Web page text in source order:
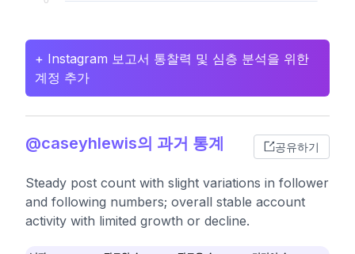
+ Instagram 보고서 통찰력 및 심층 분석을 위한
계정 추가
@caseyhlewis의 과거 통계 공유하기
Steady post count with slight variations in follower
and following numbers; overall stable account
activity with limited growth or decline.